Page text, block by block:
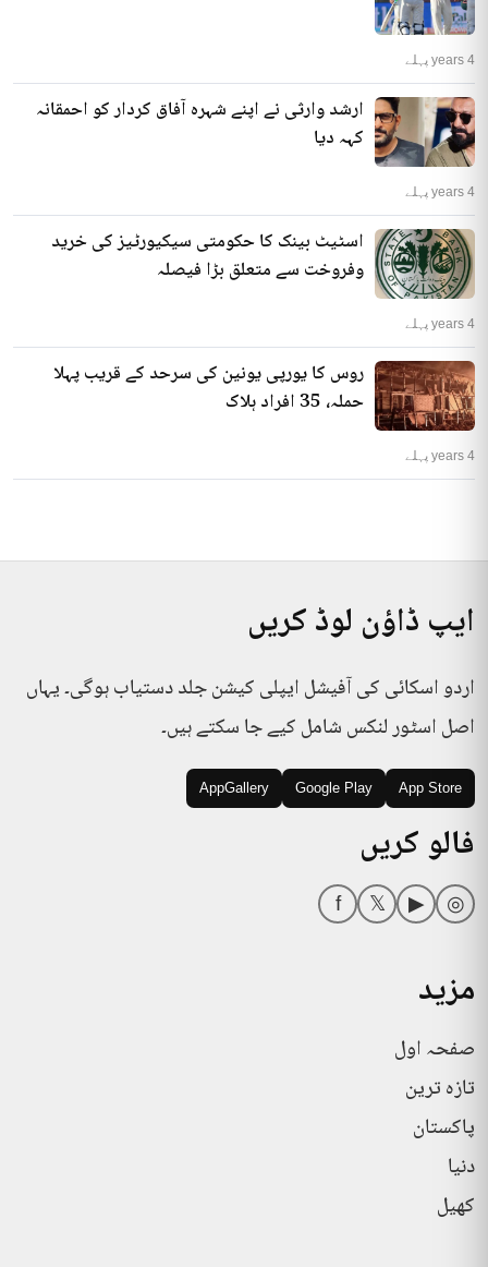
4 years پہلے
ارشد وارثی نے اپنے شہرہ آفاق کردار کو احمقانہ
کہہ دیا
4 years پہلے
اسٹیٹ بینک کا حکومتی سیکیورٹیز کی خرید
وفروخت سے متعلق بڑا فیصلہ
4 years پہلے
روس کا یورپی یونین کی سرحد کے قریب پہلا
حملہ، 35 افراد ہلاک
4 years پہلے
ایپ ڈاؤن لوڈ کریں
اردو اسکائی کی آفیشل ایپلی کیشن جلد دستیاب ہوگی۔ یہاں
اصل اسٹور لنکس شامل کیے جا سکتے ہیں۔
App Store
Google Play
AppGallery
فالو کریں
◎
▶
𝕏
f
مزید
صفحہ اول
تازہ ترین
پاکستان
دنیا
کھیل